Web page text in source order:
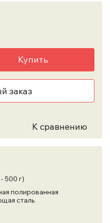
Купить
заказ
К сравнению
500 г)
полированная
сталь